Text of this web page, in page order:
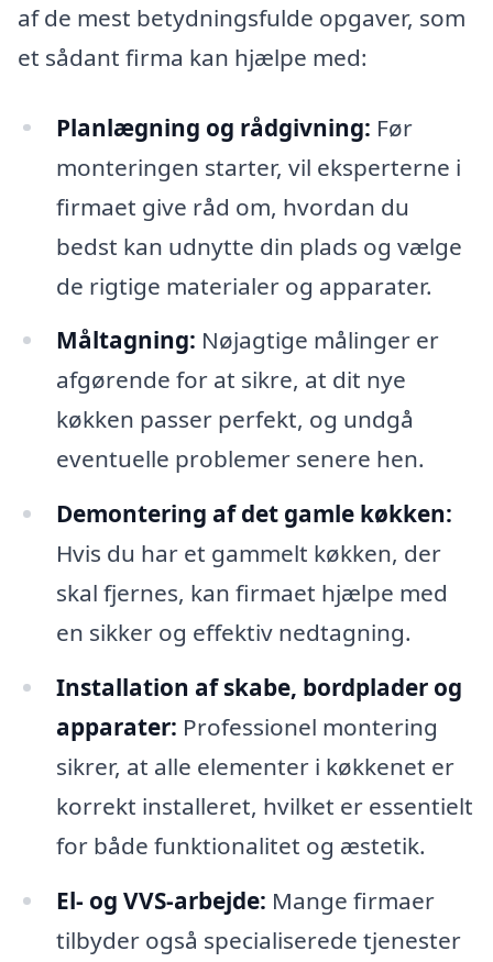
af de mest betydningsfulde opgaver, som
et sådant firma kan hjælpe med:
Planlægning og rådgivning: Før
monteringen starter, vil eksperterne i
firmaet give råd om, hvordan du
bedst kan udnytte din plads og vælge
de rigtige materialer og apparater.
Måltagning: Nøjagtige målinger er
afgørende for at sikre, at dit nye
køkken passer perfekt, og undgå
eventuelle problemer senere hen.
Demontering af det gamle køkken:
Hvis du har et gammelt køkken, der
skal fjernes, kan firmaet hjælpe med
en sikker og effektiv nedtagning.
Installation af skabe, bordplader og
apparater: Professionel montering
sikrer, at alle elementer i køkkenet er
korrekt installeret, hvilket er essentielt
for både funktionalitet og æstetik.
El- og VVS-arbejde: Mange firmaer
tilbyder også specialiserede tjenester